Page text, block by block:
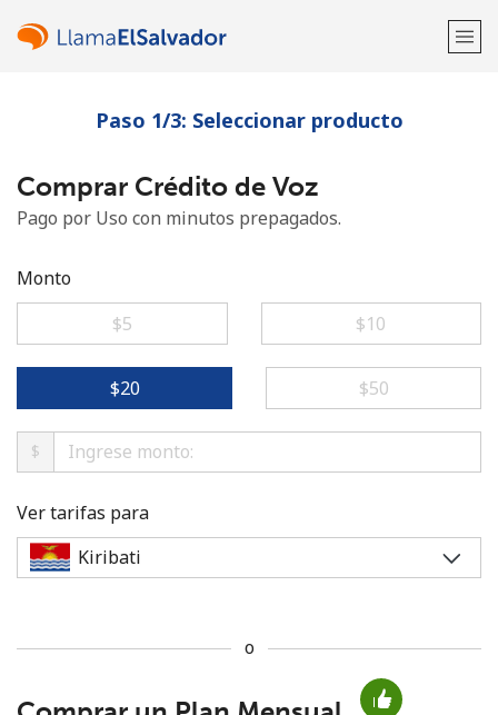
¡Bienvenido!
¿Ya tienes una cuenta?Inicia sesión →
No se ha creado una contraseña
Mínimo 8 caracteres
Paso 1/3: Seleccionar producto
Comprar Crédito de Voz
Pago por Uso con minutos prepagados.
Monto
⁦$5⁩
⁦$10⁩
⁦$20⁩ ⁦$50⁩
$
Ver tarifas para
o